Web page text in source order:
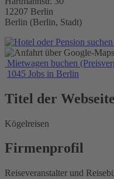
12207 Berlin
Berlin (Berlin, Stadt)
Mietwagen buchen
1045 Jobs in Berlin
Titel der Webseite
Kögelreisen
Firmenprofil
Reiseveranstalter und